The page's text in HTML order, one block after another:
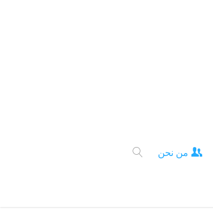
من نحن